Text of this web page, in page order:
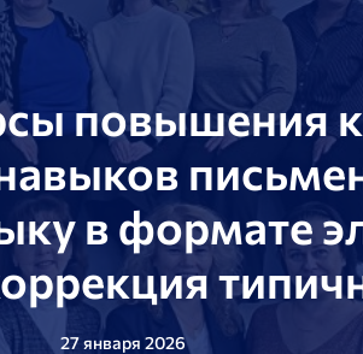
повышения
в формате
27 января 2026